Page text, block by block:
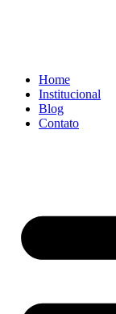
Home
Institucional
Blog
Contato